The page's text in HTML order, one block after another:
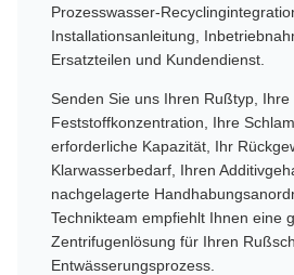
Prozesswasser-
Installationsanleitung,
Ersatzteilen und Kundendienst.
Senden Sie uns Ihren Rußtyp,
Feststoffkonzentration, Ihre
erforderliche Kapazität, Ihr
Klarwasserbedarf, Ihren
nachgelagerte
Technikteam empfiehlt Ihnen eine
Zentrifugenlösung für Ihren
Entwässerungsprozess.